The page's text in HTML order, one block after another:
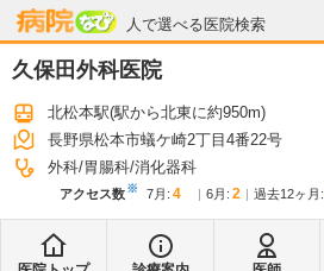
人で選べる医院検索
病院なび
久保田外科医院
北松本駅(駅から北東に約950m)
長野県松本市蟻ケ崎2丁目4番22号
外科 胃腸科 消化器科
アクセス数※ 7月 : 4 6月 : 2 過去12ヶ月: